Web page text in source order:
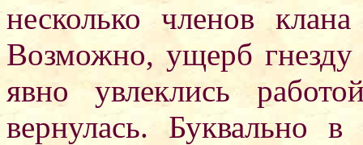
несколько членов
Возможно, ущерб
явно увлеклись
вернулась. Буквально